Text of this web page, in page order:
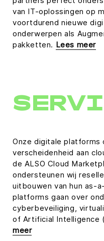
van IT-oplossingen op
voortdurend nieuwe
onderwerpen als
pakketten. Lees meer
Onze digitale platforms
verscheidenheid aan
de ALSO Cloud
ondersteunen wij
uitbouwen van hun as-
platforms gaan over
cyberbeveiliging,
of Artificial Intelligence
meer